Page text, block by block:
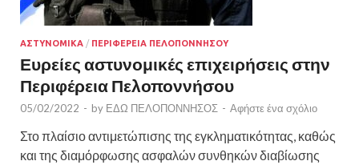
ΑΣΤΥΝΟΜΙΚΑ / ΠΕΡΙΦΕΡΕΙΑ ΠΕΛΟΠΟΝΝΗΣΟΥ
Ευρείες αστυνομικές επιχειρήσεις στην
Περιφέρεια Πελοποννήσου
05/02/2022 - by ΕΔΩ ΠΕΛΟΠΟΝΝΗΣΟΣ - Αφήστε ένα σχόλιο
Στο πλαίσιο αντιμετώπισης της εγκληματικότητας, καθώς
και της διαμόρφωσης ασφαλών συνθηκών διαβίωσης